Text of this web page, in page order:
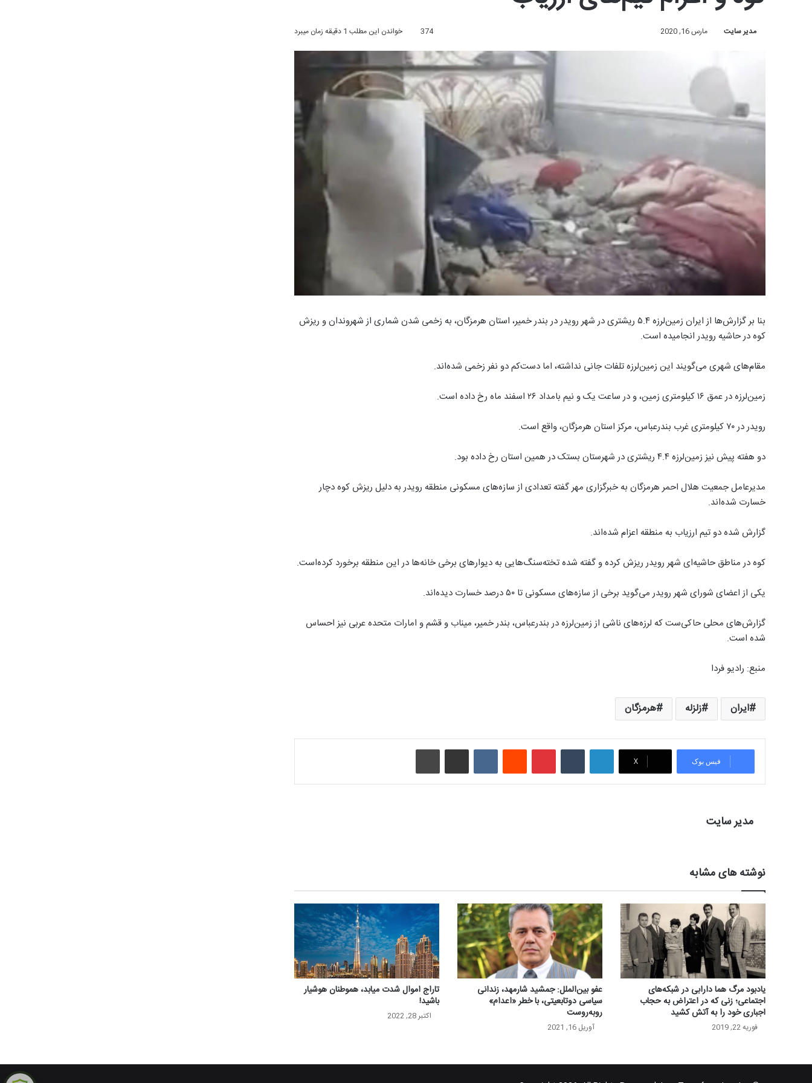
مدیر سایت مارس 16, 2020 374 خواندن این مطلب 1 دقیقه زمان میبرد
بنا بر گزارش‌ها از ایران زمین‌لرزه ۵.۴ ریشتری در شهر رویدر در بندر خمیر، استان هرمزگان، به زخمی شدن شماری از شهروندان و ریزش
کوه در حاشیه رویدر انجامیده است.
مقام‌های شهری می‌گویند این زمین‌لرزه تلفات جانی نداشته، اما دست‌کم دو نفر زخمی شده‌اند.
زمین‌لرزه در عمق ۱۶ کیلومتری زمین، و در ساعت یک و نیم بامداد ۲۶ اسفند ماه رخ داده است.
رویدر در ۷۰ کیلومتری غرب بندرعباس، مرکز استان هرمزگان، واقع است.
دو هفته پیش نیز زمین‌لرزه ۴.۴ ریشتری در شهرستان بستک در همین استان رخ داده بود.
مدیرعامل جمعیت هلال احمر هرمزگان به خبرگزاری مهر گفته تعدادی از سازه‌های مسکونی منطقه رویدر به دلیل ریزش کوه دچار
خسارت شده‌اند.
گزارش شده دو تیم ارزیاب به منطقه اعزام شده‌اند.
کوه در مناطق حاشیه‌ای شهر رویدر ریزش کرده و گفته شده تخته‌سنگ‌هایی به دیوارهای برخی خانه‌ها در این منطقه برخورد کرده‌است.
یکی از اعضای شورای شهر رویدر می‌گوید برخی از سازه‌های مسکونی تا ۵۰ درصد خسارت دیده‌اند.
گزارش‌های محلی حاکی‌ست که لرزه‌های ناشی از زمین‌لرزه در بندرعباس، بندر خمیر، میناب و قشم و امارات متحده عربی نیز احساس
شد‌ه است.
منبع: رادیو فردا
ایران زلزله هرمزگان
فیس بوک X
لینکدین ‫پین‌ترست ‫رددیت اشتراک گذاری از طریق ایمیل
مدیر سایت
نوشته های مشابه
یادبود مرگ هما دارابی در شبکه‌های
اجتماعی؛ زنی که در اعتراض به حجاب
اجباری خود را به آتش کشید
فوریه 22, 2019
عفو بین‌الملل: جمشید شارمهد، زندانی
سیاسی دوتابعیتی، با خطر «اعدام»
روبه‌روست
آوریل 16, 2021
تاراج اموال شدت میابد، هموطنان هوشیار
باشید!
اکتبر 28, 2022